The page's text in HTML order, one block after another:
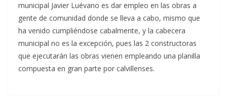
municipal Javier Luévano es dar empleo en las obras a
gente de comunidad donde se lleva a cabo, mismo que
ha venido cumpliéndose cabalmente, y la cabecera
municipal no es la excepción, pues las 2 constructoras
que ejecutarán las obras vienen empleando una planilla
compuesta en gran parte por calvillenses.